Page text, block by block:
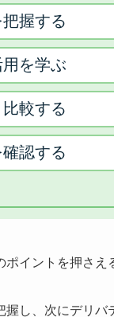
ポイントを押さ
握し、次にデリ